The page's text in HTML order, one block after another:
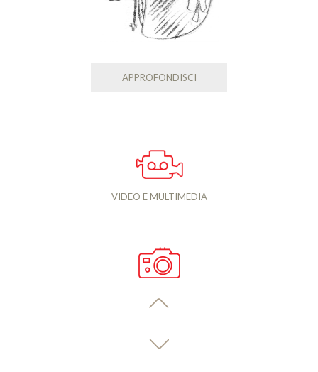
APPROFONDISCI
VIDEO E MULTIMEDIA